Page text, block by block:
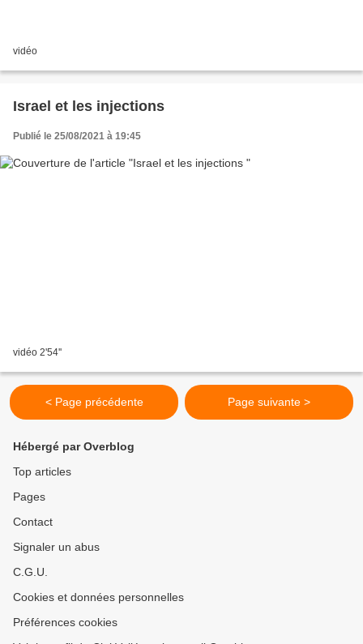
vidéo
Israel et les injections
Publié le 25/08/2021 à 19:45
vidéo 2'54''
< Page précédente Page suivante >
Hébergé par Overblog
Top articles
Pages
Contact
Signaler un abus
C.G.U.
Cookies et données personnelles
Préférences cookies